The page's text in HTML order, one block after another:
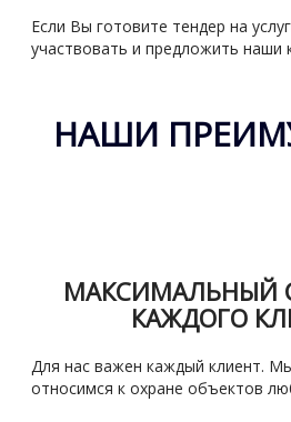
Если Вы готовите тендер на
участвовать и предложить наши
НАШИ
МАКСИМАЛЬНЫЙ
КАЖДОГО
Для нас важен каждый клиент.
относимся к охране объектов